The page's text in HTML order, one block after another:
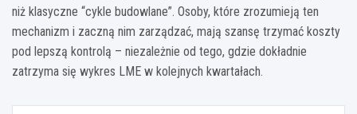
niż klasyczne “cykle budowlane”. Osoby, które zrozumieją ten
mechanizm i zaczną nim zarządzać, mają szansę trzymać koszty
pod lepszą kontrolą – niezależnie od tego, gdzie dokładnie
zatrzyma się wykres LME w kolejnych kwartałach.